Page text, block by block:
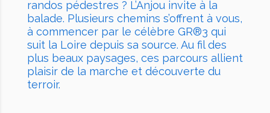
randos pédestres ? L’Anjou invite à la
balade. Plusieurs chemins s’offrent à vous,
à commencer par le célèbre GR®3 qui
suit la Loire depuis sa source. Au fil des
plus beaux paysages, ces parcours allient
plaisir de la marche et découverte du
terroir.